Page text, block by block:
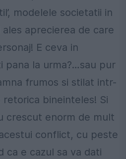
modelele societatii in
aprecierea de care
E ceva in
pana la urma?…sau pur
frumos si stilat intr-
bineinteles! Si
crescut enorm de mult
conflict, cu peste
ca e cazul sa va dati